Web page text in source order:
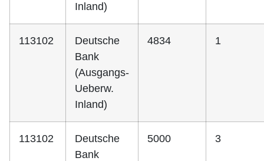
Inland)
113102
Deutsche
Bank
(Ausgangs-
Ueberw.
Inland)
4834 1
113102
Deutsche
Bank
5000 3